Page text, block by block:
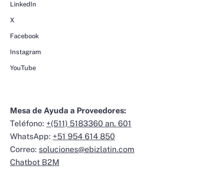
LinkedIn
X
Facebook
Instagram
YouTube
Mesa de Ayuda a Proveedores:
Teléfono: +(511) 5183360 an. 601
WhatsApp: +51 954 614 850
Correo: soluciones@ebizlatin.com
Chatbot B2M